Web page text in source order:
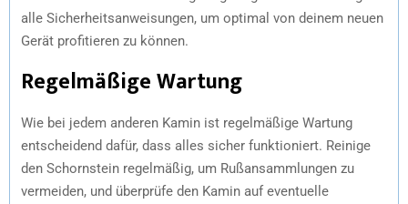
alle Sicherheitsanweisungen, um optimal von deinem neuen
Gerät profitieren zu können.
Regelmäßige Wartung
Wie bei jedem anderen Kamin ist regelmäßige Wartung
entscheidend dafür, dass alles sicher funktioniert. Reinige
den Schornstein regelmäßig, um Rußansammlungen zu
vermeiden, und überprüfe den Kamin auf eventuelle